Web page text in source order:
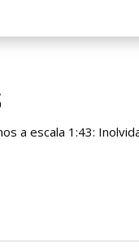
a escala 1:43: